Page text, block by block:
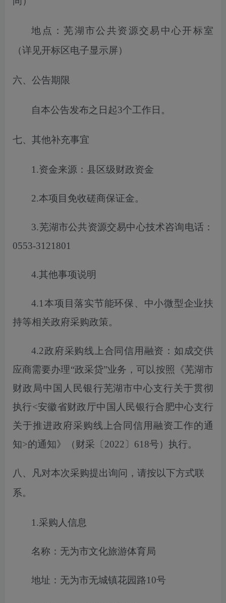
地点：芜湖市公共资源交易中心开标室
（详见开标区电子显示屏）
六、公告期限
自本公告发布之日起3个工作日。
七、其他补充事宜
1.资金来源 ：县区级财政资金
2.本项目免收磋商保证金。
3.芜湖市公共资源交易中心技术咨询电话：
0553-3121801
4.其他事项说明
4.1本项目落实节能环保、中小微型企业扶
持等相关政府采购政策。
4.2政府采购线上合同信用融资：如成交供
应商需要办理“政采贷”业务，可以按照《芜湖市
财政局中国人民银行芜湖市中心支行关于贯彻
执行<安徽省财政厅中国人民银行合肥中心支行
关于推进政府采购线上合同信用融资工作的通
知>的通知》（财采〔2022〕618号）执行。
八、凡对本次采购提出询问，请按以下方式联
系。
1.采购人信息
名称：无为市文化旅游体育局
地址：无为市无城镇花园路10号